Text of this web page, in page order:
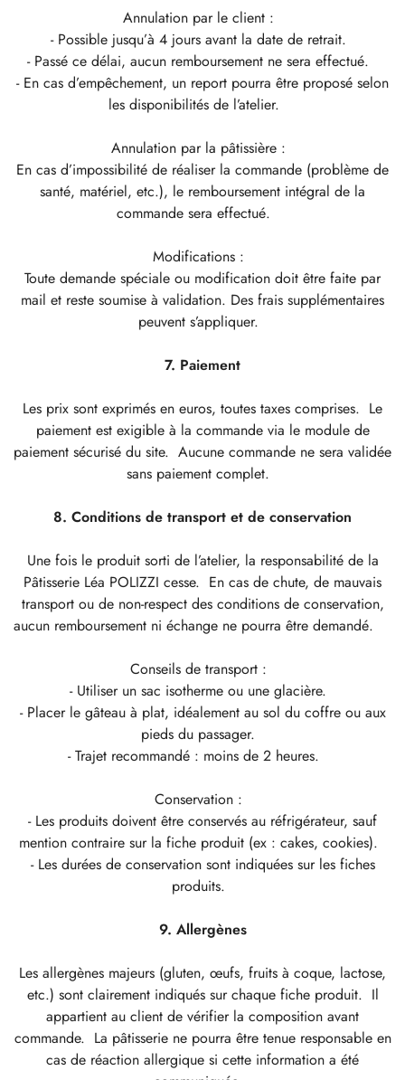
Annulation par le client :
- Possible jusqu’à 4 jours avant la date de retrait.
- Passé ce délai, aucun remboursement ne sera effectué.
- En cas d’empêchement, un report pourra être proposé selon
les disponibilités de l’atelier.
Annulation par la pâtissière :
En cas d’impossibilité de réaliser la commande (problème de
santé, matériel, etc.), le remboursement intégral de la
commande sera effectué.
Modifications :
Toute demande spéciale ou modification doit être faite par
mail et reste soumise à validation. Des frais supplémentaires
peuvent s’appliquer.
7. Paiement
Les prix sont exprimés en euros, toutes taxes comprises. Le
paiement est exigible à la commande via le module de
paiement sécurisé du site. Aucune commande ne sera validée
sans paiement complet.
8. Conditions de transport et de conservation
Une fois le produit sorti de l’atelier, la responsabilité de la
Pâtisserie Léa POLIZZI cesse. En cas de chute, de mauvais
transport ou de non-respect des conditions de conservation,
aucun remboursement ni échange ne pourra être demandé.
Conseils de transport :
- Utiliser un sac isotherme ou une glacière.
- Placer le gâteau à plat, idéalement au sol du coffre ou aux
pieds du passager.
- Trajet recommandé : moins de 2 heures.
Conservation :
- Les produits doivent être conservés au réfrigérateur, sauf
mention contraire sur la fiche produit (ex : cakes, cookies).
- Les durées de conservation sont indiquées sur les fiches
produits.
9. Allergènes
Les allergènes majeurs (gluten, œufs, fruits à coque, lactose,
etc.) sont clairement indiqués sur chaque fiche produit. Il
appartient au client de vérifier la composition avant
commande. La pâtisserie ne pourra être tenue responsable en
cas de réaction allergique si cette information a été